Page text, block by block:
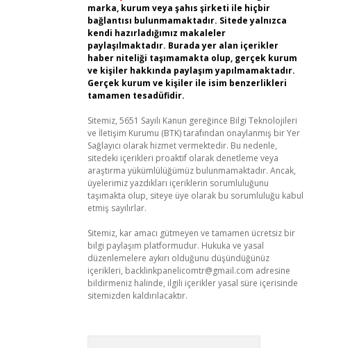
marka, kurum veya şahıs şirketi ile hiçbir
bağlantısı bulunmamaktadır. Sitede yalnızca
kendi hazırladığımız makaleler
paylaşılmaktadır. Burada yer alan içerikler
haber niteliği taşımamakta olup, gerçek kurum
ve kişiler hakkında paylaşım yapılmamaktadır.
Gerçek kurum ve kişiler ile isim benzerlikleri
tamamen tesadüfidir.
Sitemiz, 5651 Sayılı Kanun gereğince Bilgi Teknolojileri
ve İletişim Kurumu (BTK) tarafından onaylanmış bir Yer
Sağlayıcı olarak hizmet vermektedir. Bu nedenle,
sitedeki içerikleri proaktif olarak denetleme veya
araştırma yükümlülüğümüz bulunmamaktadır. Ancak,
üyelerimiz yazdıkları içeriklerin sorumluluğunu
taşımakta olup, siteye üye olarak bu sorumluluğu kabul
etmiş sayılırlar.
Sitemiz, kar amacı gütmeyen ve tamamen ücretsiz bir
bilgi paylaşım platformudur. Hukuka ve yasal
düzenlemelere aykırı olduğunu düşündüğünüz
içerikleri, backlinkpanelicomtr@gmail.com adresine
bildirmeniz halinde, ilgili içerikler yasal süre içerisinde
sitemizden kaldırılacaktır.